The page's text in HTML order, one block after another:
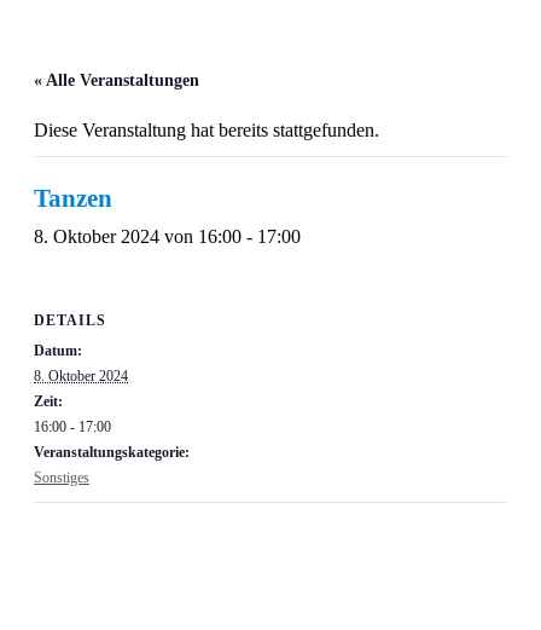
« Alle Veranstaltungen
Diese Veranstaltung hat bereits stattgefunden.
Tanzen
8. Oktober 2024 von 16:00 - 17:00
DETAILS
Datum:
8. Oktober 2024
Zeit:
16:00 - 17:00
Veranstaltungskategorie:
Sonstiges